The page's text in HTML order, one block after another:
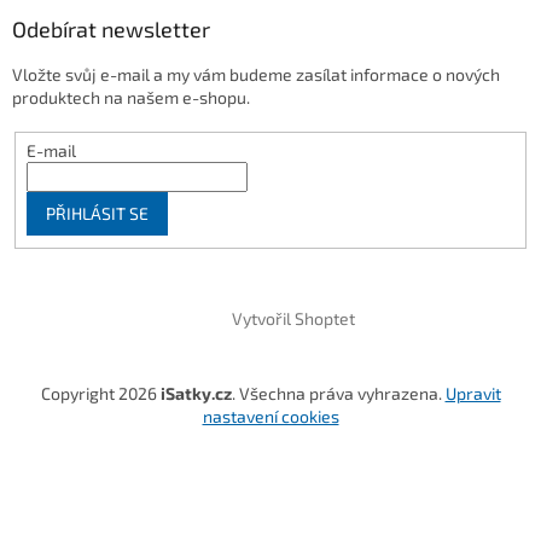
Odebírat newsletter
Vložte svůj e-mail a my vám budeme zasílat informace o nových
produktech na našem e-shopu.
E-mail
PŘIHLÁSIT SE
Vytvořil Shoptet
Copyright 2026 iSatky.cz. Všechna práva vyhrazena. Upravit
nastavení cookies